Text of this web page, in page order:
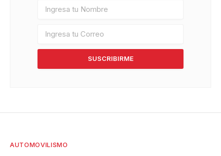
SUSCRIBIRME
AUTOMOVILISMO